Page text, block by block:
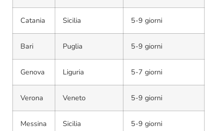
Catania Sicilia 5-9 giorni
Bari Puglia 5-9 giorni
Genova Liguria 5-7 giorni
Verona Veneto 5-9 giorni
Messina Sicilia 5-9 giorni